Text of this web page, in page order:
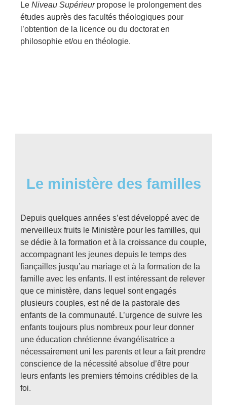
Le Niveau Supérieur propose le prolongement des
études auprès des facultés théologiques pour
l’obtention de la licence ou du doctorat en
philosophie et/ou en théologie.
Le ministère des familles
Depuis quelques années s’est développé avec de
merveilleux fruits le Ministère pour les familles, qui
se dédie à la formation et à la croissance du couple,
accompagnant les jeunes depuis le temps des
fiançailles jusqu’au mariage et à la formation de la
famille avec les enfants. Il est intéressant de relever
que ce ministère, dans lequel sont engagés
plusieurs couples, est né de la pastorale des
enfants de la communauté. L’urgence de suivre les
enfants toujours plus nombreux pour leur donner
une éducation chrétienne évangélisatrice a
nécessairement uni les parents et leur a fait prendre
conscience de la nécessité absolue d’être pour
leurs enfants les premiers témoins crédibles de la
foi.